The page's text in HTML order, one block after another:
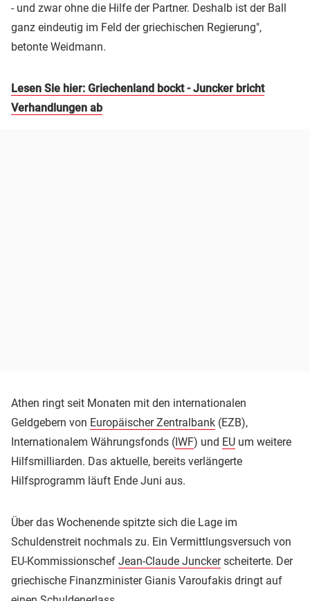
- und zwar ohne die Hilfe der Partner. Deshalb ist der Ball
ganz eindeutig im Feld der griechischen Regierung",
betonte Weidmann.
Lesen Sie hier: Griechenland bockt - Juncker bricht
Verhandlungen ab
Athen ringt seit Monaten mit den internationalen
Geldgebern von Europäischer Zentralbank (EZB),
Internationalem Währungsfonds (IWF) und EU um weitere
Hilfsmilliarden. Das aktuelle, bereits verlängerte
Hilfsprogramm läuft Ende Juni aus.
Über das Wochenende spitzte sich die Lage im
Schuldenstreit nochmals zu. Ein Vermittlungsversuch von
EU-Kommissionschef Jean-Claude Junckerscheiterte. Der
griechische Finanzminister Gianis Varoufakis dringt auf